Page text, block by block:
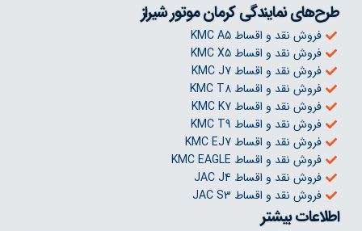
طرح‌های نمایندگی کرمان موتور شیراز
فروش نقد و اقساط KMC A5
فروش نقد و اقساط KMC X5
فروش نقد و اقساط KMC J7
فروش نقد و اقساط KMC T8
فروش نقد و اقساط KMC K7
فروش نقد و اقساط KMC T9
فروش نقد و اقساط KMC EJ7
فروش نقد و اقساط KMC EAGLE
فروش نقد و اقساط JAC J4
فروش نقد و اقساط JAC S3
اطلاعات بیشتر